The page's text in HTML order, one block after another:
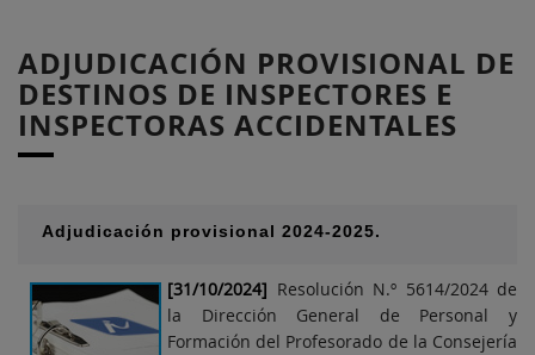
ADJUDICACIÓN PROVISIONAL DE
DESTINOS DE INSPECTORES E
INSPECTORAS ACCIDENTALES
Adjudicación provisional 2024-2025.
[31/10/2024] Resolución N.º 5614/2024 de
la Dirección General de Personal y
Formación del Profesorado de la Consejería